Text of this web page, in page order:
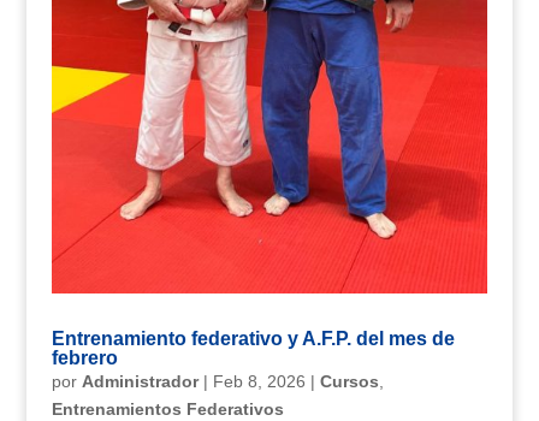
Entrenamiento federativo y A.F.P. del mes de
febrero
por Administrador| Feb 8, 2026 | Cursos,
Entrenamientos Federativos